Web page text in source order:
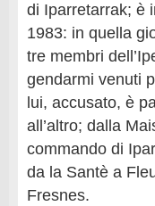
di Iparretarrak; è
1983: in quella
tre membri
gendarmi venuti
lui, accusato, è
all’altro; dalla
commando di
da la Santè a
Fresnes.